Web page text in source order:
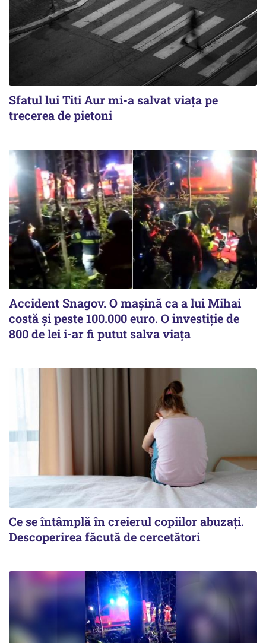
Sfatul lui Titi Aur mi-a salvat viaţa pe
trecerea de pietoni
Accident Snagov. O mașină ca a lui Mihai
costă și peste 100.000 euro. O investiție de
800 de lei i-ar fi putut salva viața
Ce se întâmplă în creierul copiilor abuzați.
Descoperirea făcută de cercetători